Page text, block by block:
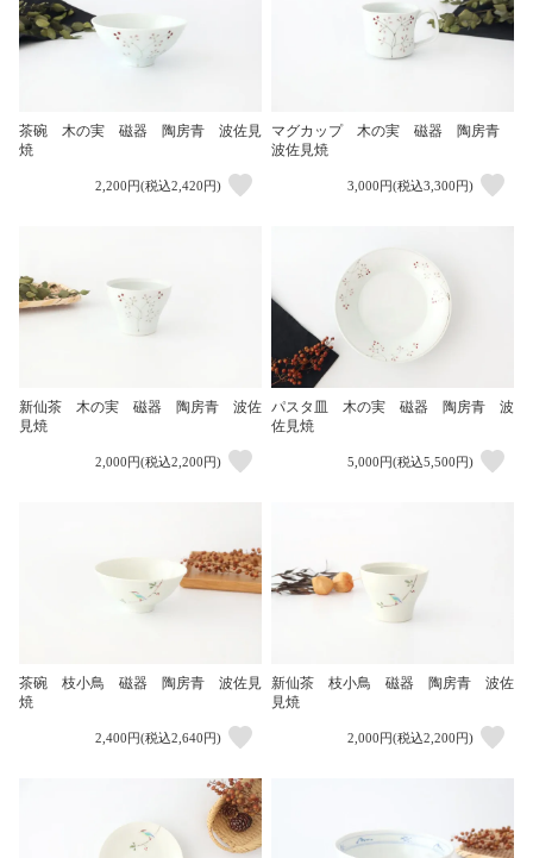
茶碗 木の実 磁器 陶房青 波佐見
焼
2,200円(税込2,420円)
マグカップ 木の実 磁器 陶房青
波佐見焼
3,000円(税込3,300円)
新仙茶 木の実 磁器 陶房青 波佐
見焼
2,000円(税込2,200円)
パスタ皿 木の実 磁器 陶房青 波
佐見焼
5,000円(税込5,500円)
茶碗 枝小鳥 磁器 陶房青 波佐見
焼
2,400円(税込2,640円)
新仙茶 枝小鳥 磁器 陶房青 波佐
見焼
2,000円(税込2,200円)